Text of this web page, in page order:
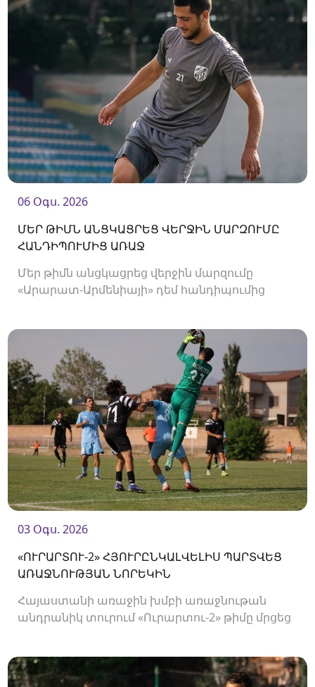
06 Օգս. 2026
ՄԵՐ ԹԻՄՆ ԱՆՑԿԱՑՐԵՑ ՎԵՐՋԻՆ ՄԱՐԶՈՒՄԸ
ՀԱՆԴԻՊՈՒՄԻՑ ԱՌԱՋ
Մեր թիմն անցկացրեց վերջին մարզումը
«Արարատ-Արմենիայի» դեմ հանդիպումից
03 Օգս. 2026
«ՈՒՐԱՐՏՈՒ-2» ՀՅՈՒՐԸՆԿԱԼՎԵԼԻՍ ՊԱՐՏՎԵՑ
ԱՌԱՋՆՈՒԹՅԱՆ ՆՈՐԵԿԻՆ
Հայաստանի առաջին խմբի առաջնութան
անդրանիկ տուրում «Ուրարտու-2» թիմը մրցեց